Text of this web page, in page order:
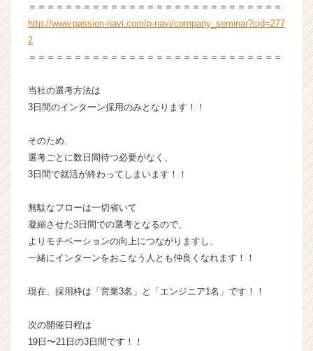
業
か
が
就
活
ト
チ
ア
キ
リ
e
＝＝＝＝＝＝＝＝＝＝＝＝＝＝＝＝＝＝＝＝＝＝＝＝＝＝＝＝
http://www.passion-navi.com/p-navi/company_seminar?cid=277
2
＝＝＝＝＝＝＝＝＝＝＝＝＝＝＝＝＝＝＝＝＝＝＝＝＝＝＝＝
当社の選考方法は
3日間のインターン採用のみとなります！！
そのため、
選考ごとに数日間待つ必要がなく、
3日間で就活が終わってしまいます！！
無駄なフローは一切省いて
凝縮させた3日間での選考となるので、
よりモチベーションの向上につながりますし、
一緒にインターンをおこなう人とも仲良くなれます！！
現在、採用枠は「営業3名」と「エンジニア1名」です！！
次の開催日程は
19日〜21日の3日間です！！